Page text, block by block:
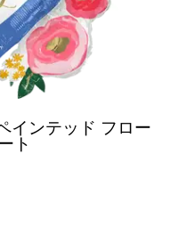
インテッド フロー
ト